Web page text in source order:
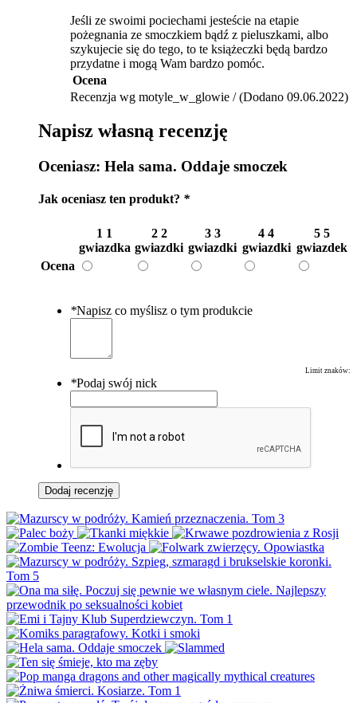
Jeśli ze swoimi pociechami jesteście na etapie
pożegnania ze smoczkiem bądź z pieluszkami, albo
szykujecie się do tego, to te książeczki będą bardzo
przydatne i mogą Wam bardzo pomóc.
Ocena
Recenzja wg motyle_w_glowie / (Dodano 09.06.2022)
Napisz własną recenzję
Oceniasz: Hela sama. Oddaje smoczek
Jak oceniasz ten produkt? *
1 1
gwiazdka
2 2
gwiazdki
3 3
gwiazdki
4 4
gwiazdki
5 5
gwiazdek
Ocena
*Napisz co myślisz o tym produkcie
Limit znaków:
*Podaj swój nick
Dodaj recenzję